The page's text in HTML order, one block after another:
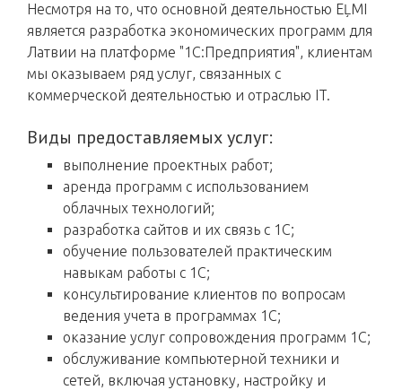
Несмотря на то, что основной деятельностью EĻMI
является разработка экономических программ для
Латвии на платформе "1С:Предприятия", клиентам
мы оказываем ряд услуг, связанных с
коммерческой деятельностью и отраслью IT.
Виды предоставляемых услуг:
выполнение проектных работ;
аренда программ с использованием
облачных технологий;
разработка сайтов и их связь с 1С;
обучение пользователей практическим
навыкам работы с 1С;
консультирование клиентов по вопросам
ведения учета в программах 1С;
оказание услуг сопровождения программ 1С;
обслуживание компьютерной техники и
сетей, включая установку, настройку и